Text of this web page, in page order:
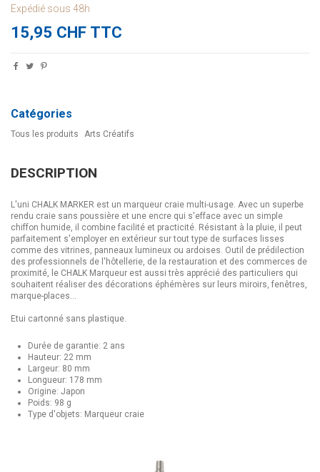
Expédié sous 48h
15,95 CHF TTC
Catégories
Tous les produits Arts Créatifs
DESCRIPTION
L'uni CHALK MARKER est un marqueur craie multi-usage. Avec un superbe
rendu craie sans poussière et une encre qui s'efface avec un simple
chiffon humide, il combine facilité et practicité. Résistant à la pluie, il peut
parfaitement s'employer en extérieur sur tout type de surfaces lisses
comme des vitrines, panneaux lumineux ou ardoises. Outil de prédilection
des professionnels de l'hôtellerie, de la restauration et des commerces de
proximité, le CHALK Marqueur est aussi très apprécié des particuliers qui
souhaitent réaliser des décorations éphémères sur leurs miroirs, fenêtres,
marque-places...
Etui cartonné sans plastique.
Durée de garantie: 2 ans
Hauteur: 22 mm
Largeur: 80 mm
Longueur: 178 mm
Origine: Japon
Poids: 98 g
Type d'objets: Marqueur craie